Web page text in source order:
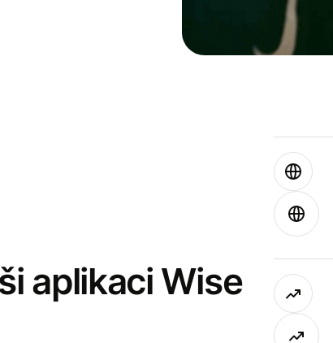
aplikaci Wise